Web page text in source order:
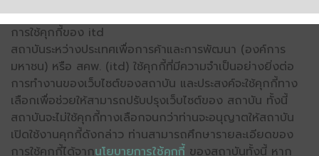
การใช้คุกกี้ของ itd
สถาบันระหว่างประเทศเพื่อการค้าและการพัฒนา (องค์การ
มหาชน) หรือ สคพ. (itd) ใช้คุกกี้ที่มีความจำเป็นอย่างยิ่งต่อ
การทำงานของเว็บไซต์ของสถาบัน และประสงค์จะใช้คุกกี้ทาง
เลือกเพื่อช่วยให้สามารถปรับปรุงเว็บไซต์ของ สถาบัน ทั้งนี้
สถาบันจะไม่ใช้คุกกี้ทางเลือกจนกว่าท่านจะอนุญาตให้สถาบัน
เปิดใช้งานคุกกี้ดังกล่าว ท่านสามารถศึกษารายละเอียดของ
การใช้คุกกี้ได้จากนโยบายการใช้คุกกี้ ของสถาบันทั้งนี้ หาก